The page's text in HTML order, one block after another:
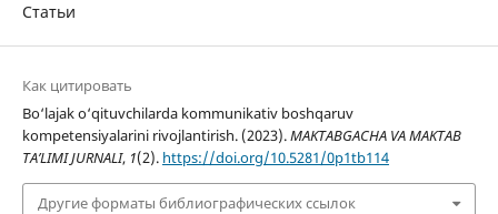
Статьи
Как цитировать
Bo‘lajak o‘qituvchilarda kommunikativ boshqaruv
kompetensiyalarini rivojlantirish. (2023).MAKTABGACHA VA MAKTAB
TA’LIMI JURNALI, 1(2). https://doi.org/10.5281/0p1tb114
Другие форматы библиографических ссылок